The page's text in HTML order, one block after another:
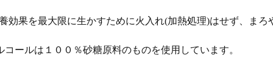
効果を最大限に生かすために火入れ(加熱処理)はせず、まろ
コールは１００％砂糖原料のものを使用しています。